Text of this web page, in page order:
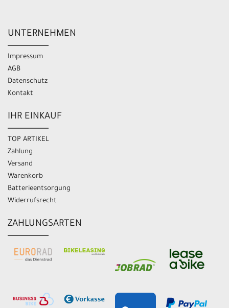
UNTERNEHMEN
Impressum
AGB
Datenschutz
Kontakt
IHR EINKAUF
TOP ARTIKEL
Zahlung
Versand
Warenkorb
Batterieentsorgung
Widerrufsrecht
ZAHLUNGSARTEN